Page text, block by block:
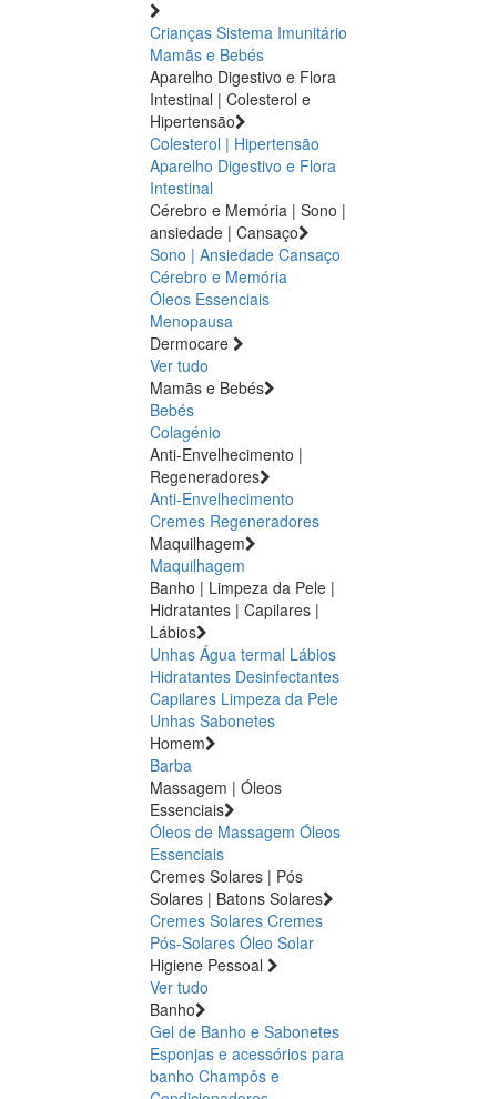
Crianças Sistema Imunitário
Mamãs e Bebés
Aparelho Digestivo e Flora
Intestinal | Colesterol e
Hipertensão
Colesterol | Hipertensão
Aparelho Digestivo e Flora
Intestinal
Cérebro e Memória | Sono |
ansiedade | Cansaço
Sono | Ansiedade Cansaço
Cérebro e Memória
Óleos Essenciais
Menopausa
Dermocare
Ver tudo
Mamãs e Bebés
Bebés
Colagénio
Anti-Envelhecimento |
Regeneradores
Anti-Envelhecimento
Cremes Regeneradores
Maquilhagem
Maquilhagem
Banho | Limpeza da Pele |
Hidratantes | Capilares |
Lábios
Unhas Água termal Lábios
Hidratantes Desinfectantes
Capilares Limpeza da Pele
Unhas Sabonetes
Homem
Barba
Massagem | Óleos
Essenciais
Óleos de Massagem Óleos
Essenciais
Cremes Solares | Pós
Solares | Batons Solares
Cremes Solares Cremes
Pós-Solares Óleo Solar
Higiene Pessoal
Ver tudo
Banho
Gel de Banho e Sabonetes
Esponjas e acessórios para
banho Champôs e